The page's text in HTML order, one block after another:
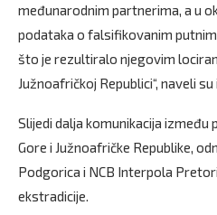
međunarodnim partnerima, a u
podataka o falsifikovanim
što je rezultiralo njegovim
Južnoafričkoj Republici“, naveli su
Slijedi dalja komunikacija između
Gore i Južnoafričke Republike,
Podgorica i NCB Interpola
ekstradicije.